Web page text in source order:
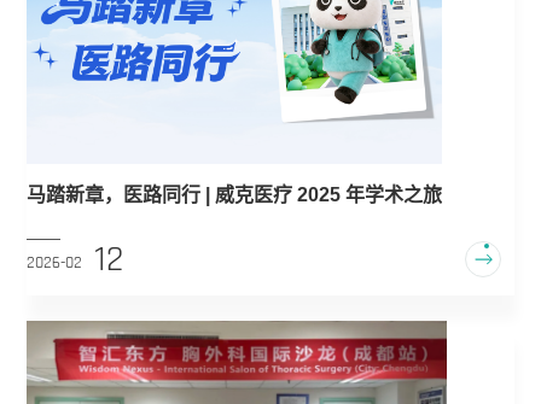
马踏新章，医路同行 | 威克医疗 2025 年学术之旅
2026-02 12